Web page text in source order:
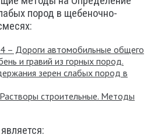
пород в щебеночно-
– Дороги автомобильные общего
и гравий из горных пород.
зерен слабых пород в
строительные. Методы